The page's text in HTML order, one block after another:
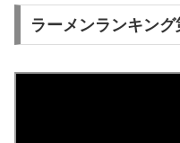
ラーメンランキン